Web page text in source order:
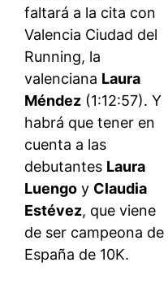
faltará a la cita con
Valencia Ciudad del
Running, la
valenciana Laura
Méndez (1:12:57). Y
habrá que tener en
cuenta a las
debutantes Laura
Luengo y Claudia
Estévez, que viene
de ser campeona de
España de 10K.